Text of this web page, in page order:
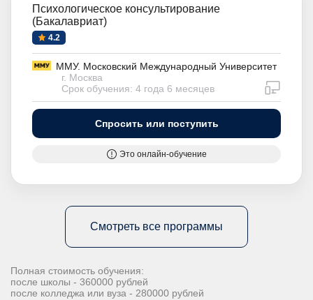
Психологическое консультирование
(Бакалавриат)
4.2
ММУ. Московский Международный Университет
г. Москва
Срок обучения: 4 года 6 месяцев
Спросить или поступить
Это онлайн-обучение
Смотреть все программы
Полная стоимость обучения:
после школы - 360000 рублей
после колледжа или вуза - 280000 рублей